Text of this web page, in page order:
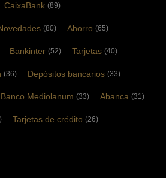
CaixaBank (89)
(80) Ahorro (65)
Bankinter (52) Tarjetas (40)
(36) Depósitos bancarios (33)
Banco Mediolanum (33) Abanca (31)
Tarjetas de crédito (26)